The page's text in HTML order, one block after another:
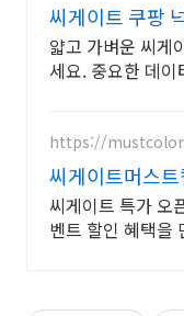
씨게이트 쿠팡
얇고 가벼운 씨게
세요. 중요한 데
https://
씨게이트머스
트 할인!
씨게이트 특가 오
벤트 할인 혜택을